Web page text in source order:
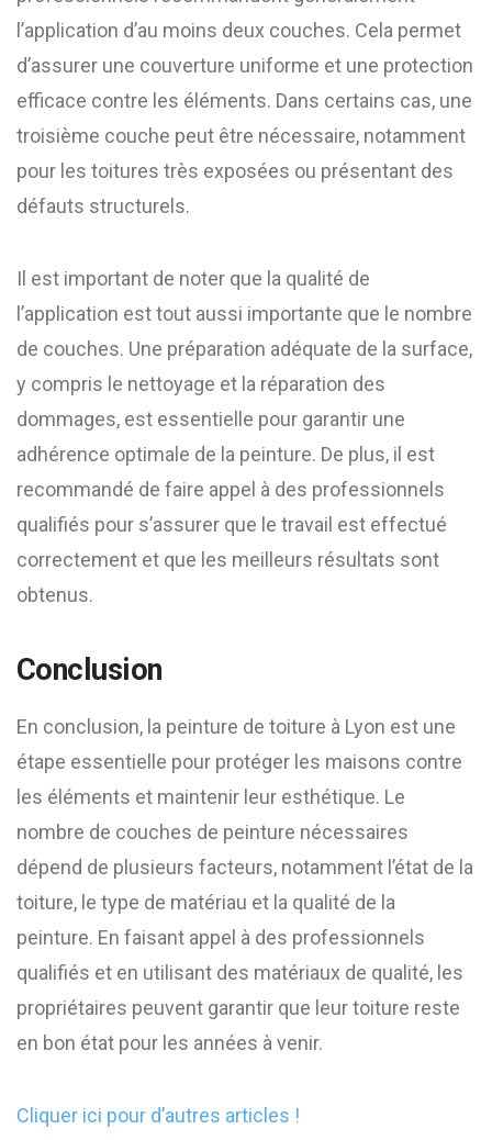
l’application d’au moins deux couches. Cela permet
d’assurer une couverture uniforme et une protection
efficace contre les éléments. Dans certains cas, une
troisième couche peut être nécessaire, notamment
pour les toitures très exposées ou présentant des
défauts structurels.
Il est important de noter que la qualité de
l’application est tout aussi importante que le nombre
de couches. Une préparation adéquate de la surface,
y compris le nettoyage et la réparation des
dommages, est essentielle pour garantir une
adhérence optimale de la peinture. De plus, il est
recommandé de faire appel à des professionnels
qualifiés pour s’assurer que le travail est effectué
correctement et que les meilleurs résultats sont
obtenus.
Conclusion
En conclusion, la peinture de toiture à Lyon est une
étape essentielle pour protéger les maisons contre
les éléments et maintenir leur esthétique. Le
nombre de couches de peinture nécessaires
dépend de plusieurs facteurs, notamment l’état de la
toiture, le type de matériau et la qualité de la
peinture. En faisant appel à des professionnels
qualifiés et en utilisant des matériaux de qualité, les
propriétaires peuvent garantir que leur toiture reste
en bon état pour les années à venir.
Cliquer ici pour d’autres articles !